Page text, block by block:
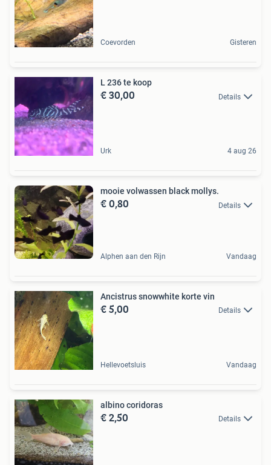
Coevorden Gisteren
L 236 te koop
€ 30,00 Details
Urk 4 aug 26
mooie volwassen black mollys.
€ 0,80 Details
Alphen aan den Rijn Vandaag
Ancistrus snowwhite korte vin
€ 5,00 Details
Hellevoetsluis Vandaag
albino coridoras
€ 2,50 Details